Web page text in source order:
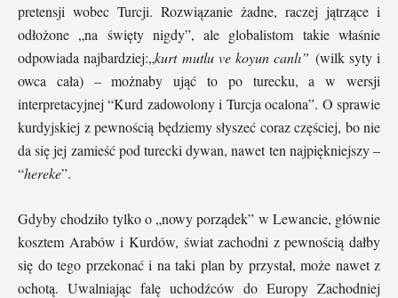
pretensji wobec Turcji. Rozwiązanie żadne, raczej jątrzące i
odłożone „na święty nigdy”, ale globalistom takie właśnie
odpowiada najbardziej:„kurt mutlu ve koyun canlı” (wilk syty i
owca cała) – możnaby ująć to po turecku, a w wersji
interpretacyjnej “Kurd zadowolony i Turcja ocalona”. O sprawie
kurdyjskiej z pewnością będziemy słyszeć coraz częściej, bo nie
da się jej zamieść pod turecki dywan, nawet ten najpiękniejszy –
“hereke”.
Gdyby chodziło tylko o „nowy porządek” w Lewancie, głównie
kosztem Arabów i Kurdów, świat zachodni z pewnością dałby
się do tego przekonać i na taki plan by przystał, może nawet z
ochotą. Uwalniając falę uchodźców do Europy Zachodniej